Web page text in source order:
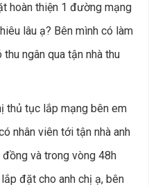
hoàn thiện 1 đường mạng
lâu ạ? Bên mình có làm
ngân qua tận nhà thu
thủ tục lắp mạng bên em
nhân viên tới tận nhà anh
và trong vòng 48h
đặt cho anh chị ạ, bên